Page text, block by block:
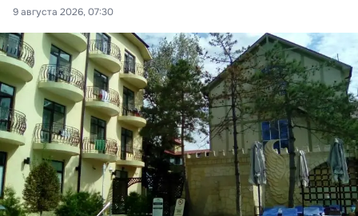
9 августа 2026, 07:30